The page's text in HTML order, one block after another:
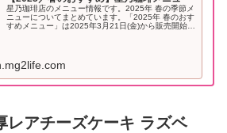
星乃珈琲店のメニュー情報です。2025年 春の季節メ
ニューについてまとめています。「2025年 春のおす
すめメニュー」は2025年3月21日(金)から販売開始と
レアチーズケーキ ラズベ